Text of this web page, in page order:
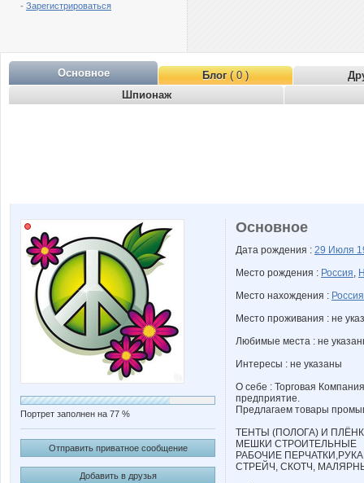
- Зарегистрироваться
Основное Блог( 0 )
Шпионаж
Портрет заполнен на 77 %
Отправить приватное сообщение
Добавить в друзья
Основное
Дата рождения : 29 Июля
Место рождения : Россия,
Место нахождения : Россия
Место проживания : не
Любимые места : не
Интересы : не указаны
О себе : Торговая
предприятие.
Предлагаем товары
ТЕНТЫ (ПОЛОГА) И
МЕШКИ СТРОИТЕЛЬНЫЕ
РАБОЧИЕ
СТРЕЙЧ, СКОТЧ,